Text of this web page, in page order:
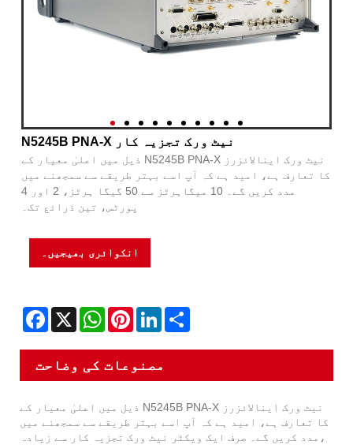
N5245B PNA-X نیٹ ورک تجزیہ کار
ذیل میں اعلیٰ معیار کے N5245B PNA-X نیٹ ورک اینالائزرز
کا تعارف ہے، امید ہے کہ آپ اسے بہتر طریقے سے سمجھنے میں
مدد کریں گے۔ 10 میگاہرٹز سے 50 گیگا ہرٹز، 2 اور 4
پورٹس، تین ذرائع تک۔
انکوائری بھیجیں۔
Facebook
X WhatsAppPinterestLinkedIn
مصنوعات کی وضاحت
ذیل میں اعلیٰ معیار کے N5245B PNA-X نیٹ ورک اینالائزرز
کا تعارف ہے، امید ہے کہ آپ اسے بہتر طریقے سے سمجھنے میں
مدد کریں گے۔ صرف ایک ویکٹر نیٹ ورک تجزیہ کار سے زیادہ،